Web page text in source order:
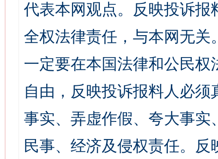
代表本网观点。反映投诉
全权法律责任，与本网无
一定要在本国法律和公民
自由，反映投诉报料人必
事实、弄虚作假、夸大事
民事、经济及侵权责任。